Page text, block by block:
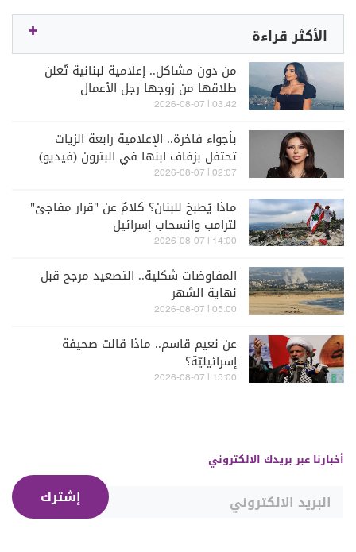
الأكثر قراءة
من دون مشاكل.. إعلامية لبنانية تُعلن
طلاقها من زوجها رجل الأعمال
03:42 | 2026-08-07
بأجواء فاخرة.. الإعلامية رابعة الزيات
تحتفل بزفاف ابنها في البترون (فيديو)
02:07 | 2026-08-07
ماذا يُطبخ للبنان؟ كلامٌ عن "قرار مفاجئ"
لترامب وانسحاب إسرائيل
14:00 | 2026-08-07
المفاوضات شكلية.. التصعيد مرجح قبل
نهاية الشهر
05:00 | 2026-08-07
عن نعيم قاسم.. ماذا قالت صحيفة
إسرائيليّة؟
15:00 | 2026-08-07
أخبارنا عبر بريدك الالكتروني
إشترك